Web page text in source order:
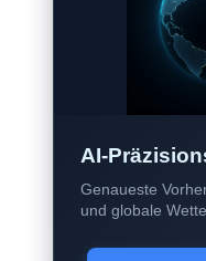
AI-
Genaueste
und globale